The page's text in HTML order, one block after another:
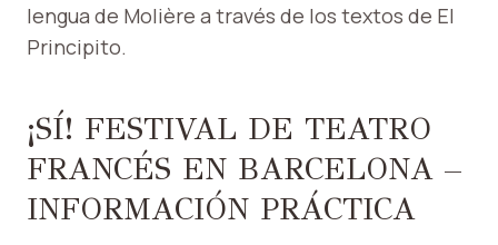
lengua de Molière a través de los textos de El
Principito.
¡SÍ! FESTIVAL DE TEATRO
FRANCÉS EN BARCELONA –
INFORMACIÓN PRÁCTICA